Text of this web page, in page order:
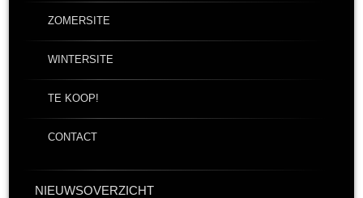
ZOMERSITE
WINTERSITE
TE KOOP!
CONTACT
NIEUWSOVERZICHT